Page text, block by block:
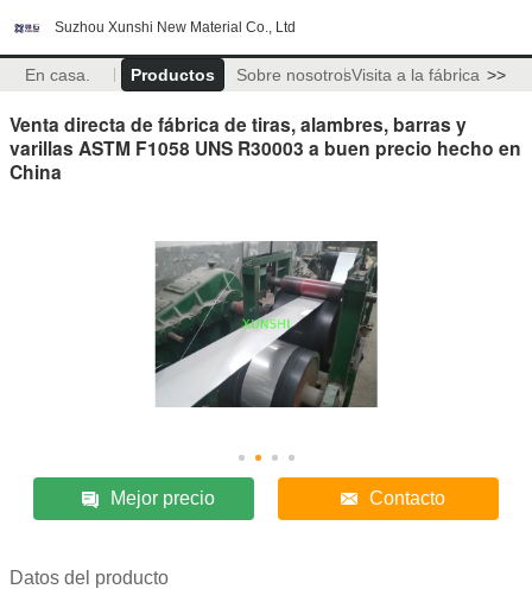
Suzhou Xunshi New Material Co., Ltd
En casa. Productos Sobre nosotrosVisita a la fábrica >>
Venta directa de fábrica de tiras, alambres, barras y
varillas ASTM F1058 UNS R30003 a buen precio hecho en
China
Mejor precio Contacto
Datos del producto